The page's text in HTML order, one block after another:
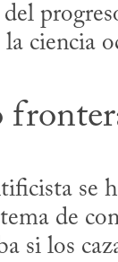
ciencia
se
de
si los